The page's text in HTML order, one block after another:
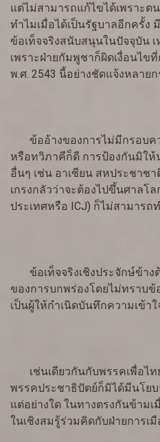
แต่ไม่สามารถแก้ไขได้เพราะต
ทำไมเมื่อได้เป็นรัฐบาลอีกครั้ง
ข้อเท็จจริงสนับสนุนในปัจจุบัน เ
เพราะฝ่ายกัมพูชาก็ผิดเงื่อนไข
พ.ศ. 2543 นี้อย่างชัดแจ้งหลาย
ข้ออ้างของการไม่มีกรอบคว
หรือทวิภาคีก็ดี การป้องกันมิให้
อื่นๆ เช่น อาเซียน สหประชาช
เกรงกลัวว่าจะต้องไปขึ้นศาลโ
ประเทศหรือ ICJ) ก็ไม่สามารถ
ข้อเท็จจริงเชิงประจักษ์ข้าง
ของการบกพร่องโดยไม่ทราบ
เป็นผู้ให้กำเนิดบันทึกความเข้า
เช่นเดียวกันกับพรรคเพื่อไท
พรรคประชาธิปัตย์ก็มิได้มีนโยบ
แต่อย่างใด ในทางตรงกันข้าม
ในเชิงสมรู้ร่วมคิดกับฝ่ายการเ